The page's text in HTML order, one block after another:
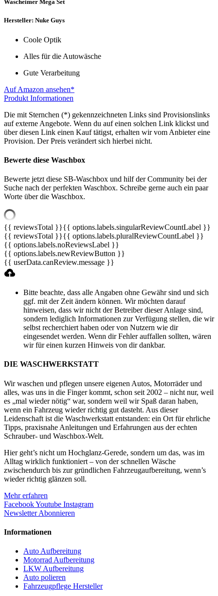
Wascheimer Mega Set
Hersteller: Nuke Guys
Coole Optik
Alles für die Autowäsche
Gute Verarbeitung
Auf Amazon ansehen*
Produkt Informationen
Die mit Sternchen (*) gekennzeichneten Links sind Provisionslinks
auf externe Angebote. Wenn du auf einen solchen Link klickst und
über diesen Link einen Kauf tätigst, erhalten wir vom Anbieter eine
Provision. Der Preis verändert sich hierbei nicht.
Bewerte diese Waschbox
Bewerte jetzt diese SB-Waschbox und hilf der Community bei der
Suche nach der perfekten Waschbox. Schreibe gerne auch ein paar
Worte über die Waschbox.
{{ reviewsTotal }}{{ options.labels.singularReviewCountLabel }}
{{ reviewsTotal }}{{ options.labels.pluralReviewCountLabel }}
{{ options.labels.noReviewsLabel }}
{{ options.labels.newReviewButton }}
{{ userData.canReview.message }}
Bitte beachte, dass alle Angaben ohne Gewähr sind und sich
ggf. mit der Zeit ändern können. Wir möchten darauf
hinweisen, dass wir nicht der Betreiber dieser Anlage sind,
sondern lediglich Informationen zur Verfügung stellen, die wir
selbst recherchiert haben oder von Nutzern wie dir
eingesendet werden. Wenn dir Fehler auffallen sollten, wären
wir für einen kurzen Hinweis von dir dankbar.
DIE WASCHWERKSTATT
Wir waschen und pflegen unsere eigenen Autos, Motorräder und
alles, was uns in die Finger kommt, schon seit 2002 – nicht nur, weil
es „mal wieder nötig“ war, sondern weil wir Spaß daran haben,
wenn ein Fahrzeug wieder richtig gut dasteht. Aus dieser
Leidenschaft ist die Waschwerkstatt entstanden: ein Ort für ehrliche
Tipps, praxisnahe Anleitungen und Erfahrungen aus der echten
Schrauber- und Waschbox-Welt.
Hier geht’s nicht um Hochglanz-Gerede, sondern um das, was im
Alltag wirklich funktioniert – von der schnellen Wäsche
zwischendurch bis zur gründlichen Fahrzeugaufbereitung, wenn’s
wieder richtig glänzen soll.
Mehr erfahren
FacebookYoutube Instagram
Newsletter Abonnieren
Informationen
Auto Aufbereitung
Motorrad Aufbereitung
LKW Aufbereitung
Auto polieren
Fahrzeugpflege Hersteller